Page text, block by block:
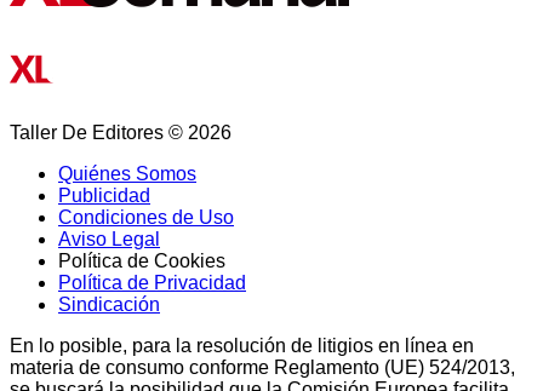
Taller De Editores © 2026
Quiénes Somos
Publicidad
Condiciones de Uso
Aviso Legal
Política de Cookies
Política de Privacidad
Sindicación
En lo posible, para la resolución de litigios en línea en
materia de consumo conforme Reglamento (UE) 524/2013,